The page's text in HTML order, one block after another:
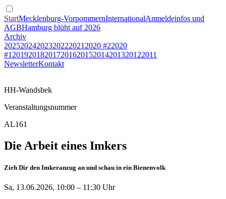
StartMecklenburg-VorpommernInternationalAnmeldeinfos und
AGBHamburg blüht auf 2026
Archiv
20252024202320222021 2020 #22020
#1 201920182017201620152014201320122011
NewsletterKontakt
HH-Wandsbek
Veranstaltungsnummer
AL161
Die Arbeit eines Imkers
Zieh Dir den Imkeranzug an und schau in ein Bienenvolk
Sa, 13.06.2026, 10:00 – 11:30 Uhr